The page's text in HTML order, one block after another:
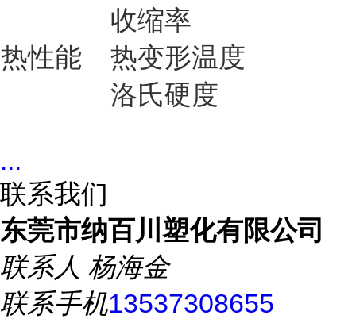
收缩率
热性能
热变形温度
洛氏硬度
...
联系我们
东莞市纳百川塑化有限公司
联系人 杨海金
联系手机13537308655